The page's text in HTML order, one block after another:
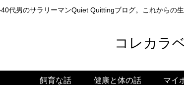
40代男のサラリーマンQuiet Quittingブログ。これからの
コレカラ
飼育な話 健康と体の話 マイ